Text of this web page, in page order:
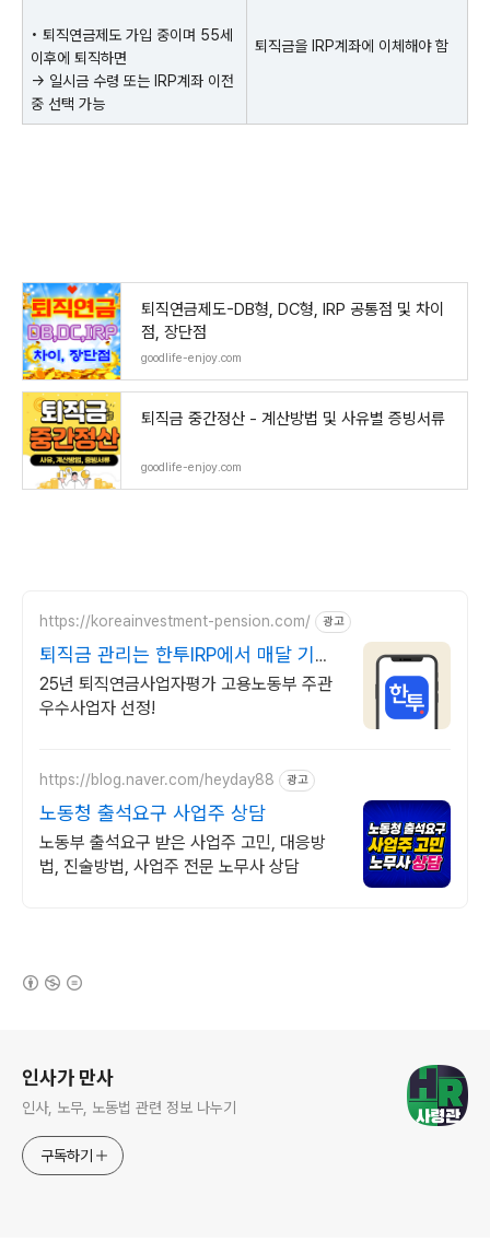
• 퇴직연금제도 가입 중이며 55세
이후에 퇴직하면
→ 일시금 수령 또는 IRP계좌 이전
중 선택 가능
퇴직금을 IRP계좌에 이체해야 함
퇴직연금제도-DB형, DC형, IRP 공통점 및 차이
점, 장단점
goodlife-enjoy.com
퇴직금 중간정산 - 계산방법 및 사유별 증빙서류
goodlife-enjoy.com
https://koreainvestment-pension.com/ 광고
퇴직금 관리는 한투IRP에서 매달 기대
되는 연금 생활
25년 퇴직연금사업자평가 고용노동부 주관
우수사업자 선정!
https://blog.naver.com/heyday88 광고
노동청 출석요구 사업주 상담
노동부 출석요구 받은 사업주 고민, 대응방
법, 진술방법, 사업주 전문 노무사 상담
인사가 만사
인사, 노무, 노동법 관련 정보 나누기
구독하기